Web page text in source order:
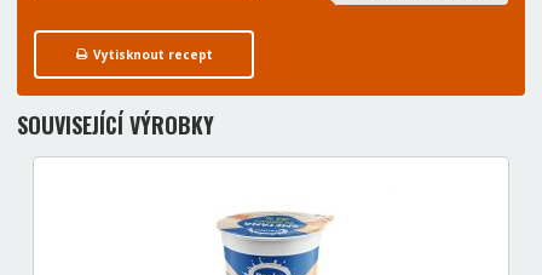
Vytisknout recept
SOUVISEJÍCÍ VÝROBKY